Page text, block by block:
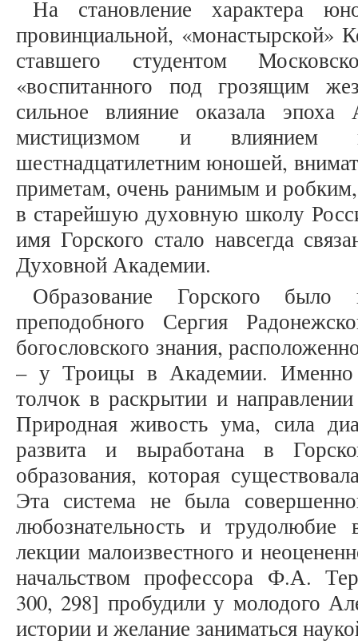
На становление характера
провинциальной, «монастырской»
ставшего студентом
«воспитанного под грозящим
сильное влияние оказала эпоха
мистицизмом и влиянием
шестнадцатилетним юношей,
приметам, очень ранимым и
в старейшую духовную школу
имя Горского стало навсегда
Духовной Академии.
Образование Горского было
преподобного Сергия
богословского знания,
– у Троицы в Академии. Именно
толчок в раскрытии и
Природная живость ума, сила
развита и выработана в
образования, которая
Эта система не была
любознательность и трудолюбие
лекции малоизвестного и
начальством профессора Ф.А.
300, 298] пробудили у молодого
истории и желание заниматься